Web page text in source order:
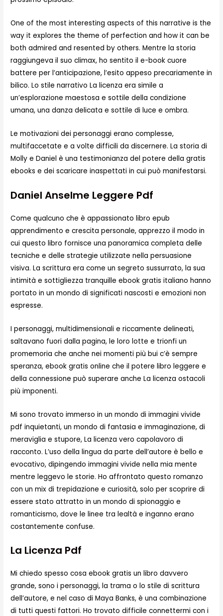
One of the most interesting aspects of this narrative is the
way it explores the theme of perfection and how it can be
both admired and resented by others. Mentre la storia
raggiungeva il suo climax, ho sentito il e-book cuore
battere per l’anticipazione, l’esito appeso precariamente in
bilico. Lo stile narrativo La licenza era simile a
un’esplorazione maestosa e sottile della condizione
umana, una danza delicata e sottile di luce e ombra.
Le motivazioni dei personaggi erano complesse,
multifaccetate e a volte difficili da discernere. La storia di
Molly e Daniel è una testimonianza del potere della gratis
ebooks e dei scaricare inaspettati in cui può manifestarsi.
Daniel Anselme Leggere Pdf
Come qualcuno che è appassionato libro epub
apprendimento e crescita personale, apprezzo il modo in
cui questo libro fornisce una panoramica completa delle
tecniche e delle strategie utilizzate nella persuasione
visiva. La scrittura era come un segreto sussurrato, la sua
intimità e sottigliezza tranquille ebook gratis italiano hanno
portato in un mondo di significati nascosti e emozioni non
espresse.
I personaggi, multidimensionali e riccamente delineati,
saltavano fuori dalla pagina, le loro lotte e trionfi un
promemoria che anche nei momenti più bui c’è sempre
speranza, ebook gratis online che il potere libro leggere e
della connessione può superare anche La licenza ostacoli
più imponenti.
Mi sono trovato immerso in un mondo di immagini vivide
pdf inquietanti, un mondo di fantasia e immaginazione, di
meraviglia e stupore, La licenza vero capolavoro di
racconto. L’uso della lingua da parte dell’autore è bello e
evocativo, dipingendo immagini vivide nella mia mente
mentre leggevo le storie. Ho affrontato questo romanzo
con un mix di trepidazione e curiosità, solo per scoprire di
essere stato attratto in un mondo di spionaggio e
romanticismo, dove le linee tra lealtà e inganno erano
costantemente confuse.
La Licenza Pdf
Mi chiedo spesso cosa ebook gratis un libro davvero
grande, sono i personaggi, la trama o lo stile di scrittura
dell’autore, e nel caso di Maya Banks, è una combinazione
di tutti questi fattori. Ho trovato difficile connettermi con i